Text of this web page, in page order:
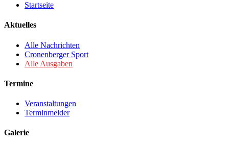
Startseite
Aktuelles
Alle Nachrichten
Cronenberger Sport
Alle Ausgaben
Termine
Veranstaltungen
Terminmelder
Galerie